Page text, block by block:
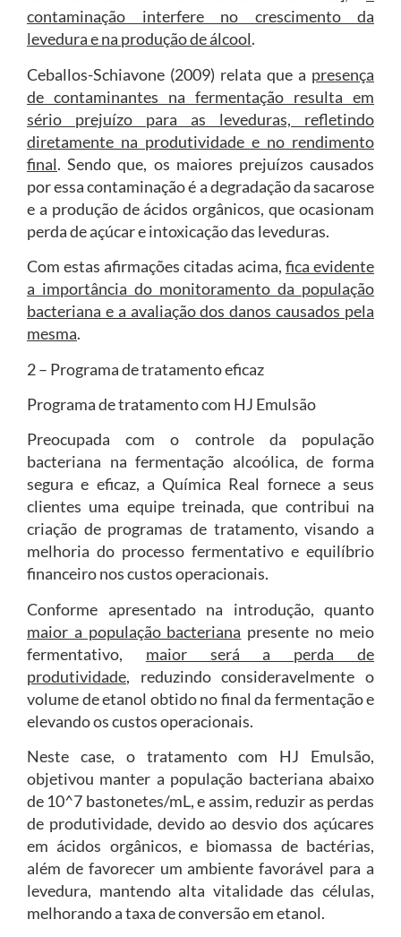
contaminação interfere no crescimento da
levedura e na produção de álcool.
Ceballos-Schiavone (2009) relata que a presença
de contaminantes na fermentação resulta em
sério prejuízo para as leveduras, refletindo
diretamente na produtividade e no rendimento
final. Sendo que, os maiores prejuízos causados
por essa contaminação é a degradação da sacarose
e a produção de ácidos orgânicos, que ocasionam
perda de açúcar e intoxicação das leveduras.
Com estas afirmações citadas acima, fica evidente
a importância do monitoramento da população
bacteriana e a avaliação dos danos causados pela
mesma.
2 – Programa de tratamento eficaz
Programa de tratamento com HJ Emulsão
Preocupada com o controle da população
bacteriana na fermentação alcoólica, de forma
segura e eficaz, a Química Real fornece a seus
clientes uma equipe treinada, que contribui na
criação de programas de tratamento, visando a
melhoria do processo fermentativo e equilíbrio
financeiro nos custos operacionais.
Conforme apresentado na introdução, quanto
maior a população bacteriana presente no meio
fermentativo, maior será a perda de
produtividade, reduzindo consideravelmente o
volume de etanol obtido no final da fermentação e
elevando os custos operacionais.
Neste case, o tratamento com HJ Emulsão,
objetivou manter a população bacteriana abaixo
de 10^7 bastonetes/mL, e assim, reduzir as perdas
de produtividade, devido ao desvio dos açúcares
em ácidos orgânicos, e biomassa de bactérias,
além de favorecer um ambiente favorável para a
levedura, mantendo alta vitalidade das células,
melhorando a taxa de conversão em etanol.